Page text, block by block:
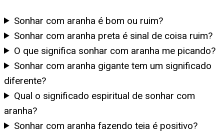
Sonhar com aranha é bom ou ruim?
Sonhar com aranha preta é sinal de coisa ruim?
O que significa sonhar com aranha me picando?
Sonhar com aranha gigante tem um significado
diferente?
Qual o significado espiritual de sonhar com
aranha?
Sonhar com aranha fazendo teia é positivo?